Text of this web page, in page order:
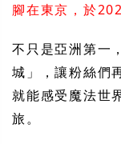
腳在東京，於
不只是亞洲第一
城」，讓粉絲們
就能感受魔法世
旅。